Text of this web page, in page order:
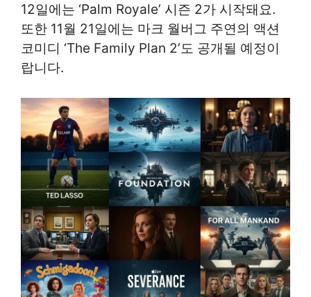
12일에는 ‘Palm Royale’ 시즌 2가 시작돼요.
또한 11월 21일에는 마크 월버그 주연의 액션
코미디 ‘The Family Plan 2’도 공개될 예정이
랍니다.